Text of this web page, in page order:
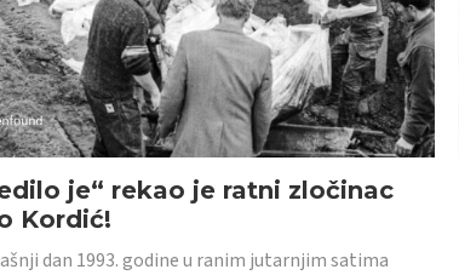
je“ rekao je ratni zločinac
Kordić!
dan 1993. godine u ranim jutarnjim satima